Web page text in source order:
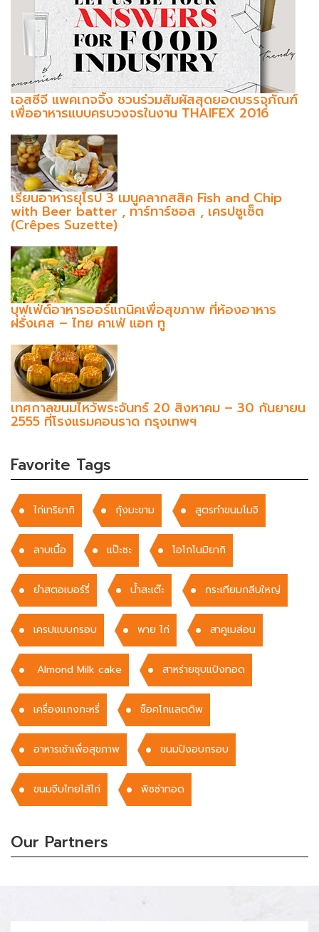
เอสซีจี แพคเกจจิ้ง ชวนร่วมสัมผัสสุดยอดบรรจุภัณฑ์
เพื่ออาหารแบบครบวงจรในงาน THAIFEX 2016
เรียนอาหารยุโรป 3 เมนูคลากสสิค Fish and Chip
with Beer batter , ทาร์ทาร์ซอส , เครปซูเซ็ต
(Crêpes Suzette)
บุฟเฟ่ต์อาหารออร์แกนิคเพื่อสุขภาพ ที่ห้องอาหาร
ฝรั่งเศส – ไทย คาเฟ่ แอท ทู
เทศกาลขนมไหว้พระจันทร์ 20 สิงหาคม – 30 กันยายน
2555 ที่โรงแรมคอนราด กรุงเทพฯ
Favorite Tags
ไก่เทริยากิ กุ้งมะขาม สูตรทำขนมโมจิ
ลาบเนื้อ แป๊ะซะ โอโกโนมิยากิ
ยำสตอเบอร์รี่ น้ำสะเต๊ะ กระเทียมกลีบใหญ่
เครปแบบกรอบ พาย ไก่ สาคูเมล่อน
Almond Milk cake สาหร่ายชุบแป้งทอด
เครื่องแกงกะหรี่ ช็อคโกแลตดิพ
อาหารเช้าเพื่อสุขภาพ ขนมปังอบกรอบ
ขนมจีบไทยไส้ไก่ พิซซ่าทอด
Our Partners